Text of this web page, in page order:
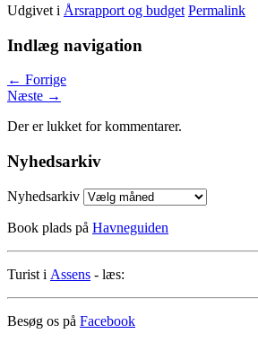
Udgivet i Årsrapport og budget Permalink
Indlæg navigation
← Forrige
Næste →
Der er lukket for kommentarer.
Nyhedsarkiv
Nyhedsarkiv
Book plads på Havneguiden
Turist i Assens - læs:
Besøg os på Facebook